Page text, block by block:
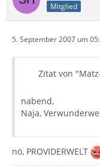
Mitglied
5. September 2007 um
Zitat von
nabend,
Naja,
nö, PROVIDERWELT